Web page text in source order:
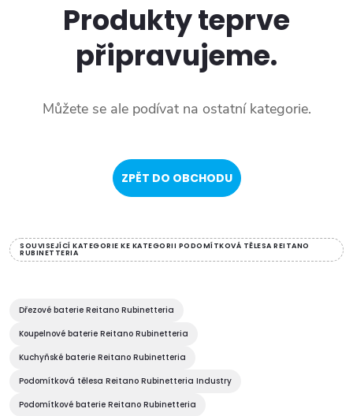
Produkty teprve
připravujeme.
Můžete se ale podívat na ostatní kategorie.
ZPĚT DO OBCHODU
SOUVISEJÍCÍ KATEGORIE KE KATEGORII PODOMÍTKOVÁ TĚLESA REITANO
RUBINETTERIA
Dřezové baterie Reitano Rubinetteria
Koupelnové baterie Reitano Rubinetteria
Kuchyňské baterie Reitano Rubinetteria
Podomítková tělesa Reitano Rubinetteria Industry
Podomítkové baterie Reitano Rubinetteria